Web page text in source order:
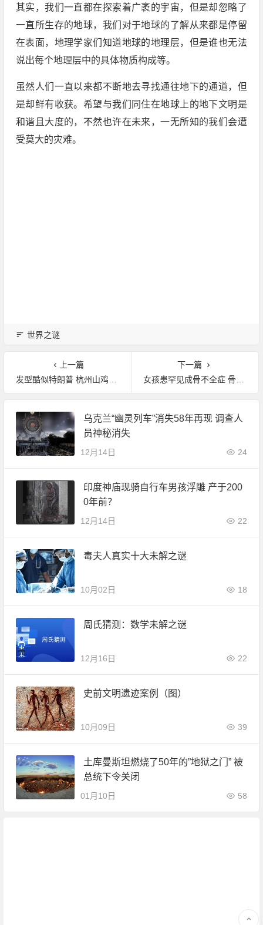
其实，我们一直都在探索着广袤的宇宙，但是却忽略了
一直所生存的地球，我们对于地球的了解从来都是停留
在表面，地理学家们知道地球的地理层，但是谁也无法
说出每个地理层中的具体物质构成等。
虽然人们一直以来都不断地去寻找通往地下的通道，但
是却鲜有收获。希望与我们同住在地球上的地下文明是
和谐且大度的，不然也许在未来，一无所知的我们会遭
受莫大的灾难。
世界之谜
上一篇
发型酷似特朗普 杭州山鸡走红
下一篇
女孩患罕见成骨不全症 骨头碎裂1000余次
乌克兰“幽灵列车”消失58年再现 调查人
员神秘消失
12月14日 24
印度神庙现骑自行车男孩浮雕 产于200
0年前？
12月14日 22
毒夫人真实十大未解之谜
10月02日 18
周氏猜测：数学未解之谜
12月16日 22
史前文明遗迹案例（图）
10月09日 39
土库曼斯坦燃烧了50年的”地狱之门” 被
总统下令关闭
01月10日 58